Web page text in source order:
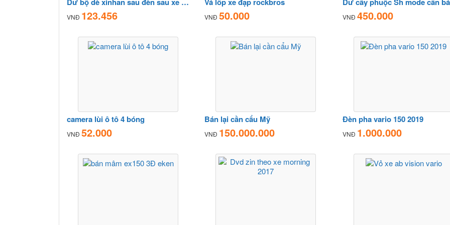
VNĐ 123.456 VNĐ50.000 VNĐ 450.000
camera lùi ô tô 4 bóng
VNĐ 52.000
Bán lại cần cẩu Mỹ
VNĐ 150.000.000
Đèn pha vario 150 2019
VNĐ 1.000.000